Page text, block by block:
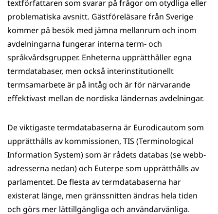
textförfattaren som svarar på frågor om otydliga eller
problematiska avsnitt. Gästföreläsare från Sverige
kommer på besök med jämna mellanrum och inom
avdelning­arna fungerar interna term- och
språkvårdsgrupper. Enheterna upprätthåller egna
termdatabaser, men också interinstitutionellt
termsamarbete är på intåg och är för närvarande
effektivast mellan de nordiska ländernas avdelningar.
De viktigaste termdatabaserna är Eurodicautom som
upprätthålls av kommissionen, TIS (Terminological
Information System) som är rådets databas (se webb­
adresserna nedan) och Euterpe som upprätthålls av
parlamentet. De flesta av termdatabaserna har
existerat länge, men gräns­snitten ändras hela tiden
och görs mer lättillgängliga och användarvänliga.